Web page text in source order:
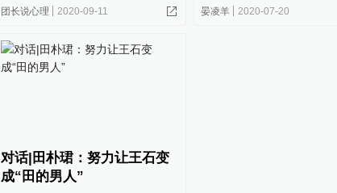
团长说心理 2020-09-11 晏凌羊 2020-07-20
对话|田朴珺：努力让王石变
成“田的男人”